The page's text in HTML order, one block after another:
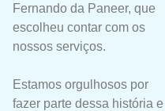
Fernando da Paneer, que
escolheu contar com os
nossos serviços.
Estamos orgulhosos por
fazer parte dessa história e